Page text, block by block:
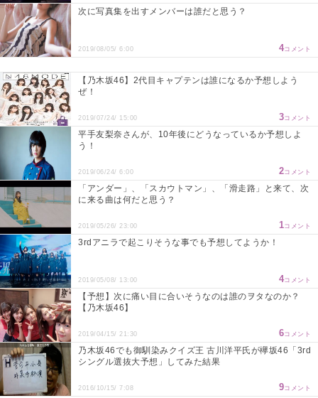
次に写真集を出すメンバーは誰だと思う？
2019/08/05/ 6:00 4コメント
【乃木坂46】2代目キャプテンは誰になるか予想しよう
ぜ！
2019/07/24/ 15:00 3コメント
平手友梨奈さんが、10年後にどうなっているか予想しよ
う！
2019/06/24/ 6:00 2コメント
「アンダー」、「スカウトマン」、「滑走路」と来て、次
に来る曲は何だと思う？
2019/05/26/ 23:00 1コメント
3rdアニラで起こりそうな事でも予想してようか！
2019/05/08/ 13:00 4コメント
【予想】次に痛い目に合いそうなのは誰のヲタなのか？
【乃木坂46】
2019/04/15/ 21:30 6コメント
乃木坂46でも御馴染みクイズ王 古川洋平氏が欅坂46「3rd
シングル選抜大予想」してみた結果
2016/10/15/ 7:08 9コメント